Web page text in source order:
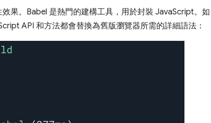
果。Babel 是熱門的建構工具，用於封裝 JavaScript。如
API 和方法都會替換為舊版瀏覽器所需的詳細語法：